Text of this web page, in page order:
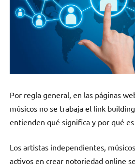
Por regla general, en las páginas
músicos no se trabaja el link
entienden qué significa y por qué
Los artistas independientes,
activos en crear notoriedad online